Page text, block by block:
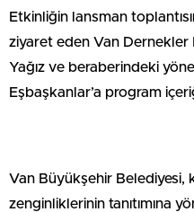
Etkinliğin lansman
ziyaret eden Van Dernekler
Yağız ve beraberindeki
Eşbaşkanlar’a program
Van Büyükşehir Belediyesi,
zenginliklerinin tanıtımına